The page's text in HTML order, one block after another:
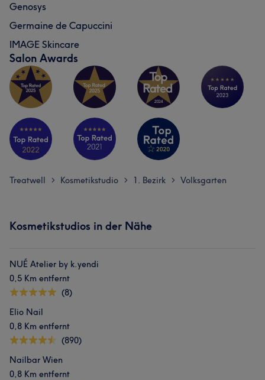
Genosys
Germaine de Capuccini
IMAGE Skincare
Salon Awards
Treatwell > Kosmetikstudio > 1. Bezirk > Volksgarten
Kosmetikstudios in der Nähe
NUÉ Atelier by k.yendi
0,5 Km entfernt
(8)
Elio Nail
0,8 Km entfernt
(890)
Nailbar Wien
0,8 Km entfernt